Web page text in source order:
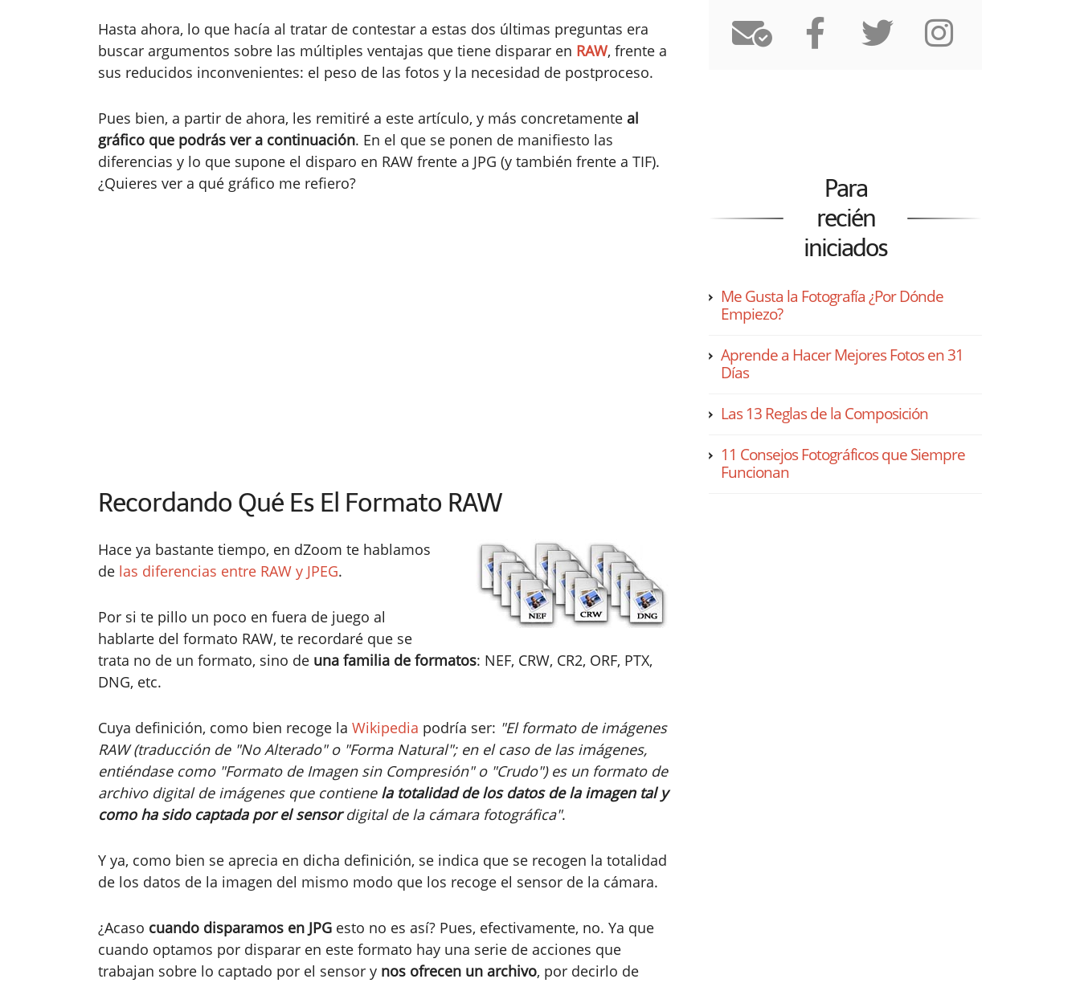
Hasta ahora, lo que hacía al tratar de contestar a estas dos últimas preguntas era
buscar argumentos sobre las múltiples ventajas que tiene disparar en RAW, frente a
sus reducidos inconvenientes: el peso de las fotos y la necesidad de postproceso.
Pues bien, a partir de ahora, les remitiré a este artículo, y más concretamente al
gráfico que podrás ver a continuación. En el que se ponen de manifiesto las
diferencias y lo que supone el disparo en RAW frente a JPG (y también frente a TIF).
¿Quieres ver a qué gráfico me refiero?
Recordando Qué Es El Formato RAW
Hace ya bastante tiempo, en dZoom te hablamos
de las diferencias entre RAW y JPEG.
Por si te pillo un poco en fuera de juego al
hablarte del formato RAW, te recordaré que se
trata no de un formato, sino de una familia de formatos: NEF, CRW, CR2, ORF, PTX,
DNG, etc.
Cuya definición, como bien recoge la Wikipedia podría ser: "El formato de imágenes
RAW (traducción de "No Alterado" o "Forma Natural"; en el caso de las imágenes,
entiéndase como "Formato de Imagen sin Compresión" o "Crudo") es un formato de
archivo digital de imágenes que contiene la totalidad de los datos de la imagen tal y
como ha sido captada por el sensordigital de la cámara fotográfica".
Y ya, como bien se aprecia en dicha definición, se indica que se recogen la totalidad
de los datos de la imagen del mismo modo que los recoge el sensor de la cámara.
¿Acaso cuando disparamos en JPG esto no es así? Pues, efectivamente, no. Ya que
cuando optamos por disparar en este formato hay una serie de acciones que
trabajan sobre lo captado por el sensor y nos ofrecen un archivo, por decirlo de
Para
recién
iniciados
Me Gusta la Fotografía ¿Por Dónde
Empiezo?
Aprende a Hacer Mejores Fotos en 31
Días
Las 13 Reglas de la Composición
11 Consejos Fotográficos que Siempre
Funcionan